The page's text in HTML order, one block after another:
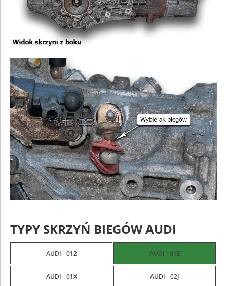
TYPY SKRZYŃ BIEGÓW AUDI
AUDI - 012 AUDI - 01E
AUDI - 01X AUDI - 02J